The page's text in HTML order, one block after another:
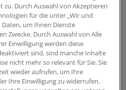
Ärztinnen und Ärzte in
während des
In den ersten beiden
Vorprüfungen eingegangen.
zu. Durch Auswahl von Akzeptieren
für die unter „Wir und
um Ihnen Dienste
Zwecke. Durch Auswahl von Alle
Einwilligung werden diese
sind, sind manche Inhalte
nicht mehr so relevant für Sie. Sie
wieder aufrufen, um Ihre
Ihre Einwilligung zu widerrufen,